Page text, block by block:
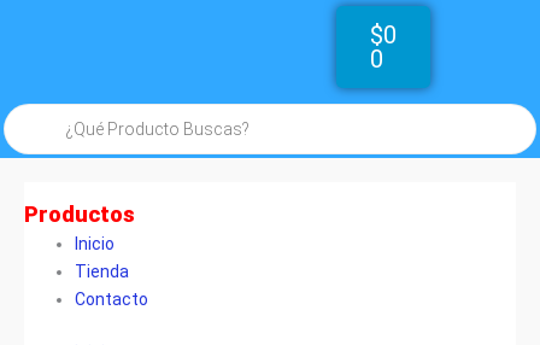
$0
0
Cart
Búsqueda
de
productos
Productos
Inicio
Tienda
Contacto